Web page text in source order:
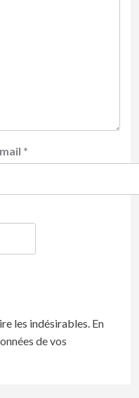
*
les indésirables. En
de vos